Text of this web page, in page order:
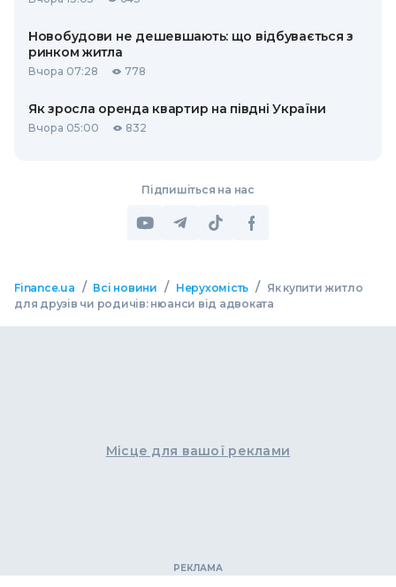
Новобудови не дешевшають: що відбувається з
ринком житла
Вчора 07:28 778
Як зросла оренда квартир на півдні України
Вчора 05:00 832
Підпишіться на нас
Finance.ua / Всі новини / Нерухомість /
Як купити житло
для друзів чи родичів: нюанси від адвоката
Місце для вашої реклами